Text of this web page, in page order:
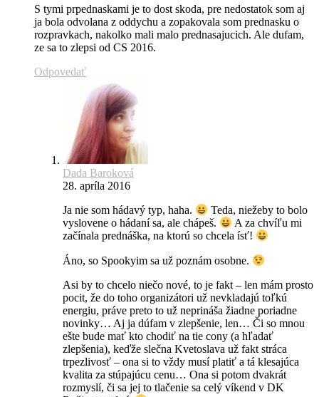
S tymi prpednaskami je to dost skoda, pre nedostatok som aj
ja bola odvolana z oddychu a zopakovala som prednasku o
rozpravkach, nakolko mali malo prednasajucich. Ale dufam,
ze sa to zlepsi od CS 2016.
Odpovedať
Dada Baroková
28. apríla 2016
Ja nie som hádavý typ, haha.
Teda, niežeby to bolo
vyslovene o hádaní sa, ale chápeš.
A za chvíľu mi
začínala prednáška, na ktorú so chcela ísť!
Áno, so Spookyim sa už poznám osobne.
Asi by to chcelo niečo nové, to je fakt – len mám prosto
pocit, že do toho organizátori už nevkladajú toľkú
energiu, práve preto to už neprináša žiadne poriadne
novinky… Aj ja dúfam v zlepšenie, len… Či so mnou
ešte bude mať kto chodiť na tie cony (a hľadať
zlepšenia), keďže slečna Kvetoslava už fakt stráca
trpezlivosť – ona si to vždy musí platiť a tá klesajúca
kvalita za stúpajúcu cenu… Ona si potom dvakrát
rozmyslí, či sa jej to tlačenie sa celý víkend v DK